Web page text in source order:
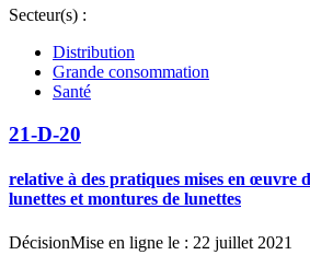
Secteur(s) :
Distribution
Grande consommation
Santé
21-D-20
relative à des pratiques mises en œuvre
lunettes et montures de lunettes
DécisionMise en ligne le : 22 juillet 2021